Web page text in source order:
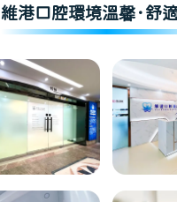
維港口腔環境溫馨·舒